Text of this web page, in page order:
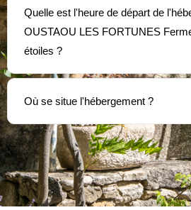
Quelle est l'heure de départ de
OUSTAOU LES FORTUNES
étoiles ?
Où se situe l'hébergement ?